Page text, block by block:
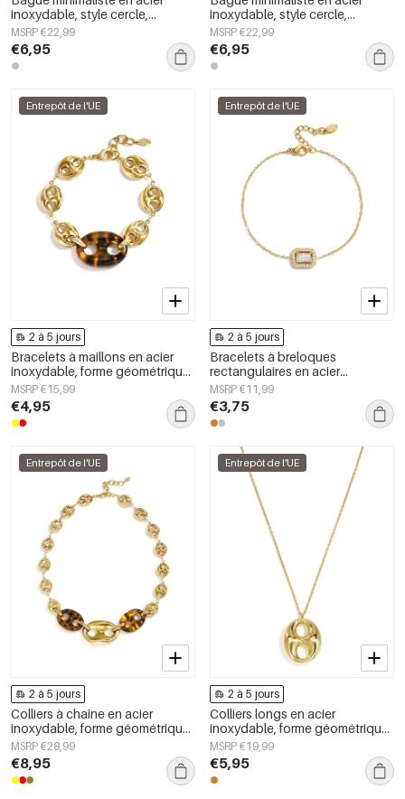
inoxydable, style cercle,
collection Daily Simple, bijoux
pour femmes
MSRP €22,99
€6,95
inoxydable, style cercle,
collection Daily Simple, bijoux
pour femmes
MSRP €22,99
€6,95
Entrepôt de l'UE
2 à 5 jours
Bracelets à maillons en acier
inoxydable, forme géométrique,
collection Simple Daily Simple,
bijoux pour femmes
MSRP €15,99
€4,95
Entrepôt de l'UE
2 à 5 jours
Bracelets à breloques
rectangulaires en acier
inoxydable, collection Simple
Daily Simple, bijoux pour
femmes
MSRP €11,99
€3,75
Entrepôt de l'UE
2 à 5 jours
Colliers à chaîne en acier
inoxydable, forme géométrique,
collection simple pour le
quotidien, bijoux pour femmes
MSRP €28,99
€8,95
Entrepôt de l'UE
2 à 5 jours
Colliers longs en acier
inoxydable, forme géométrique,
collection simple pour le
quotidien, bijoux pour femmes
MSRP €19,99
€5,95